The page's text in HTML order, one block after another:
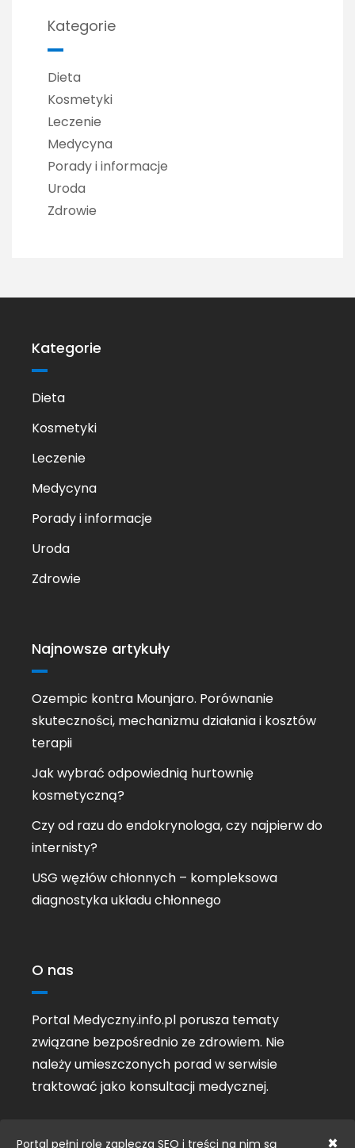
Portal pełni rolę zaplecza SEO i treści na nim są
Kategorie
Dieta
Kosmetyki
Leczenie
Medycyna
Porady i informacje
Uroda
Zdrowie
Kategorie
Dieta
Kosmetyki
Leczenie
Medycyna
Porady i informacje
Uroda
Zdrowie
Najnowsze artykuły
Ozempic kontra Mounjaro. Porównanie
skuteczności, mechanizmu działania i kosztów
terapii
Jak wybrać odpowiednią hurtownię
kosmetyczną?
Czy od razu do endokrynologa, czy najpierw do
internisty?
USG węzłów chłonnych – kompleksowa
diagnostyka układu chłonnego
O nas
Portal Medyczny.info.pl porusza tematy
związane bezpośrednio ze zdrowiem. Nie
należy umieszczonych porad w serwisie
traktować jako konsultacji medycznej.